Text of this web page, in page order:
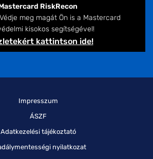
RiskRecon
meg magát Ön is a Mastercard
kisokos segítségével!
kattintson ide!
Impresszum
ÁSZF
Adatkezelési tájékoztató
nyilatkozat